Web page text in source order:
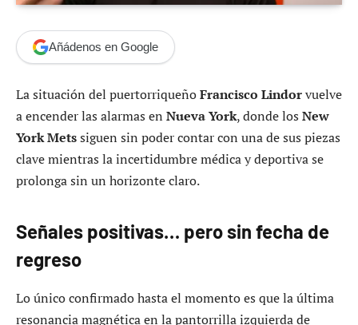
Añádenos en Google
La situación del puertorriqueñoFrancisco Lindorvuelve
a encender las alarmas en Nueva York, donde los New
York Metssiguen sin poder contar con una de sus piezas
clave mientras la incertidumbre médica y deportiva se
prolonga sin un horizonte claro.
Señales positivas… pero sin fecha de
regreso
Lo único confirmado hasta el momento es que la última
resonancia magnética en la pantorrilla izquierda de